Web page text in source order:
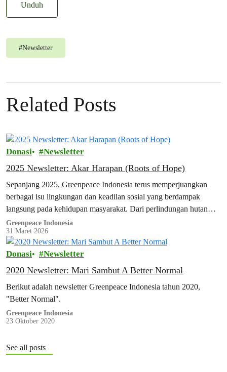
Unduh
#Newsletter
Related Posts
Donasi Newsletter
2025 Newsletter: Akar Harapan (Roots of Hope)
Sepanjang 2025, Greenpeace Indonesia terus memperjuangkan
berbagai isu lingkungan dan keadilan sosial yang berdampak
langsung pada kehidupan masyarakat. Dari perlindungan hutan
Papua hingga dukungan bagi komunitas lokal dan pekerja yang
memperjuangkan haknya.
Greenpeace Indonesia
31 Maret 2026
Donasi Newsletter
2020 Newsletter: Mari Sambut A Better Normal
Berikut adalah newsletter Greenpeace Indonesia tahun 2020,
"Better Normal".
Greenpeace Indonesia
23 Oktober 2020
See all posts